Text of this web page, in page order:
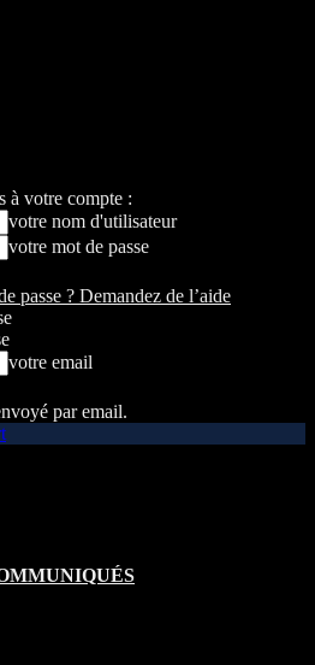
à votre compte :
votre nom d'utilisateur
votre mot de passe
passe ? Demandez de l’aide
votre email
par email.